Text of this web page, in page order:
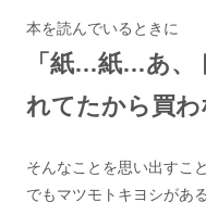
本を読んでいるときに
「紙…紙…あ、
れてたから買わ
そんなことを思い出すこ
でもマツモトキヨシがあ